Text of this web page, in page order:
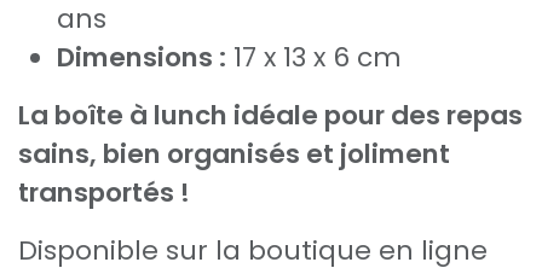
ans
Dimensions : 17 x 13 x 6 cm
La boîte à lunch idéale pour des repas
sains, bien organisés et joliment
transportés !
Disponible sur la boutique en ligne